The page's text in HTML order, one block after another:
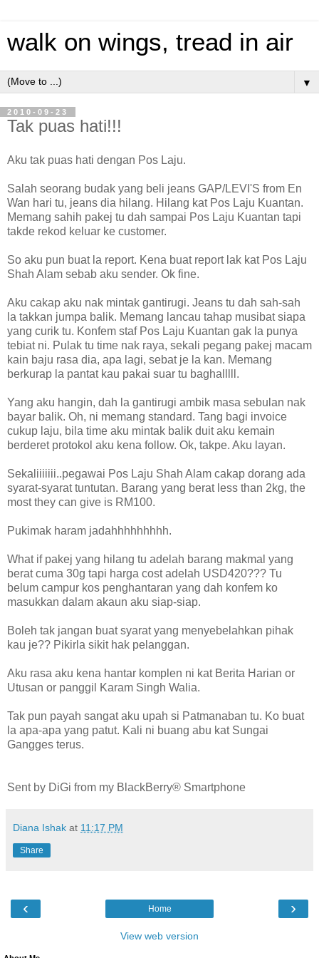
walk on wings, tread in air
▼
2010-09-23
Tak puas hati!!!
Aku tak puas hati dengan Pos Laju.
Salah seorang budak yang beli jeans GAP/LEVI'S from En
Wan hari tu, jeans dia hilang. Hilang kat Pos Laju Kuantan.
Memang sahih pakej tu dah sampai Pos Laju Kuantan tapi
takde rekod keluar ke customer.
So aku pun buat la report. Kena buat report lak kat Pos Laju
Shah Alam sebab aku sender. Ok fine.
Aku cakap aku nak mintak gantirugi. Jeans tu dah sah-sah
la takkan jumpa balik. Memang lancau tahap musibat siapa
yang curik tu. Konfem staf Pos Laju Kuantan gak la punya
tebiat ni. Pulak tu time nak raya, sekali pegang pakej macam
kain baju rasa dia, apa lagi, sebat je la kan. Memang
berkurap la pantat kau pakai suar tu baghalllll.
Yang aku hangin, dah la gantirugi ambik masa sebulan nak
bayar balik. Oh, ni memang standard. Tang bagi invoice
cukup laju, bila time aku mintak balik duit aku kemain
berderet protokol aku kena follow. Ok, takpe. Aku layan.
Sekaliiiiiii..pegawai Pos Laju Shah Alam cakap dorang ada
syarat-syarat tuntutan. Barang yang berat less than 2kg, the
most they can give is RM100.
Pukimak haram jadahhhhhhhhh.
What if pakej yang hilang tu adelah barang makmal yang
berat cuma 30g tapi harga cost adelah USD420??? Tu
belum campur kos penghantaran yang dah konfem ko
masukkan dalam akaun aku siap-siap.
Boleh tak jangan buat syarat yang menyebelahkan pihak
kau je?? Pikirla sikit hak pelanggan.
Aku rasa aku kena hantar komplen ni kat Berita Harian or
Utusan or panggil Karam Singh Walia.
Tak pun payah sangat aku upah si Patmanaban tu. Ko buat
la apa-apa yang patut. Kali ni buang abu kat Sungai
Gangges terus.
Sent by DiGi from my BlackBerry® Smartphone
Diana Ishak at 11:17 PM
Share
‹ ›
Home
View web version